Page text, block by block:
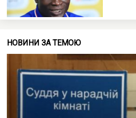
НОВИНИ ЗА ТЕМОЮ